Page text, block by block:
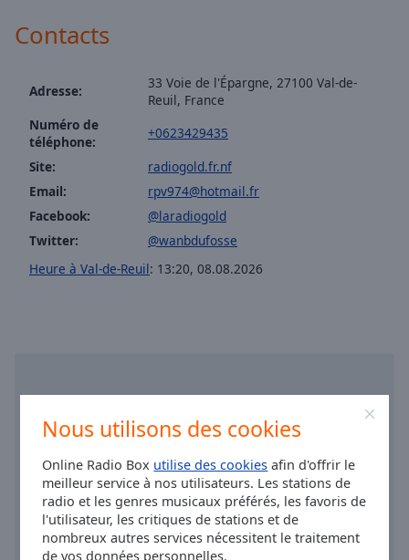
Nous utilisons des cookies
Online Radio Box utilise des cookies afin d'offrir le
meilleur service à nos utilisateurs. Les stations de
radio et les genres musicaux préférés, les favoris de
l'utilisateur, les critiques de stations et de
nombreux autres services nécessitent le traitement
de vos données personnelles.
Color
Opacity
Caption
Area
Color
Edge
Family
Contacts
Adresse:
33 Voie de l'Épargne, 27100 Val-de-
Reuil, France
Numéro de
téléphone:
+0623429435
Site:
radiogold.fr.nf
Email:
rpv974@hotmail.fr
Facebook:
@laradiogold
Twitter:
@wanbdufosse
Heure à Val-de-Reuil: 13:20, 08.08.2026